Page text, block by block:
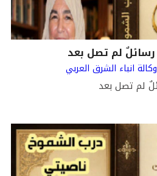
وكالة انباء الشرق العربي